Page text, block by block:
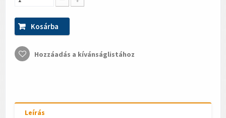
Kosárba
Hozzáadás a kívánságlistához
Leírás